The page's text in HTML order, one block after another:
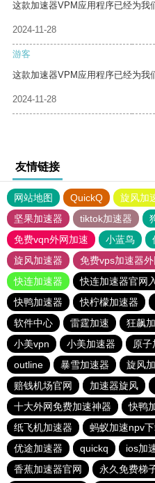
这款加速器VPM应用程序已经为我
2024-11-28
游客
这款加速器VPM应用程序已经为我
2024-11-28
友情链接
网站地图 QuickQ 旋风加
坚果加速器
tiktok加速器
免费vqn外网加速
小蓝鸟
旋风加速器
免费vps加速器
快连加速器
快连加速器官网
快鸭加速器
快柠檬加速器
软件中心
雷霆加速 狂飙
小美vpn
小美加速器
原子
outline
暴雪加速器 旋风
赔钱机场官网
加速器旋风
十大外网免费加速神器
快鸭
纸飞机加速器
蚂蚁加速npv
优途加速器
quickq ios加
香蕉加速器官网
永久免费梯